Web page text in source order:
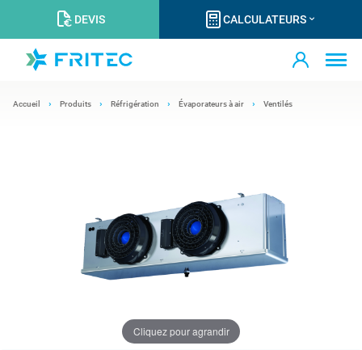
DEVIS CALCULATEURS
Accueil Produits Réfrigération Évaporateurs à air Ventilés
Cliquez pour agrandir